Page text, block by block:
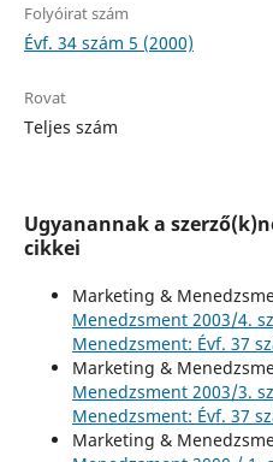
Folyóirat szám
Évf. 34 szám 5 (2000)
Rovat
Teljes szám
Ugyanannak a
cikkei
Marketing &
Menedzsment 2003/4.
Menedzsment: Évf. 37
Marketing &
Menedzsment 2003/3.
Menedzsment: Évf. 37
Marketing &